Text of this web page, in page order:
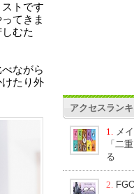
トです
てきま
むた
ながら
たり外
アクセスラン
1.
メ
「二
る
2.